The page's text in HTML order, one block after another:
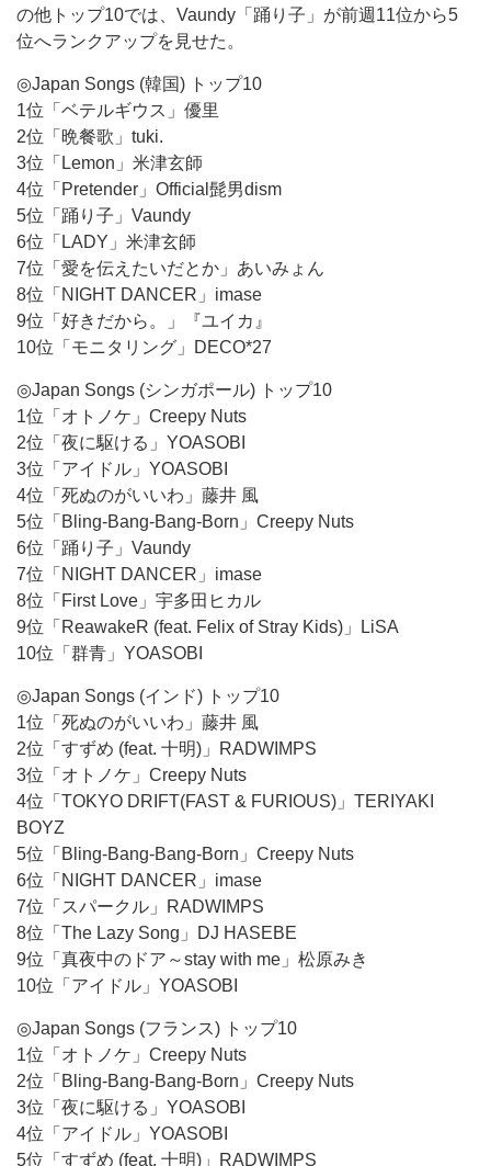
の他トップ10では、Vaundy「踊り子」が前週11位から5
位へランクアップを見せた。
◎Japan Songs (韓国) トップ10
1位「ベテルギウス」優里
2位「晩餐歌」tuki.
3位「Lemon」米津玄師
4位「Pretender」Official髭男dism
5位「踊り子」Vaundy
6位「LADY」米津玄師
7位「愛を伝えたいだとか」あいみょん
8位「NIGHT DANCER」imase
9位「好きだから。」『ユイカ』
10位「モニタリング」DECO*27
◎Japan Songs (シンガポール) トップ10
1位「オトノケ」Creepy Nuts
2位「夜に駆ける」YOASOBI
3位「アイドル」YOASOBI
4位「死ぬのがいいわ」藤井 風
5位「Bling-Bang-Bang-Born」Creepy Nuts
6位「踊り子」Vaundy
7位「NIGHT DANCER」imase
8位「First Love」宇多田ヒカル
9位「ReawakeR (feat. Felix of Stray Kids)」LiSA
10位「群青」YOASOBI
◎Japan Songs (インド) トップ10
1位「死ぬのがいいわ」藤井 風
2位「すずめ (feat. 十明)」RADWIMPS
3位「オトノケ」Creepy Nuts
4位「TOKYO DRIFT(FAST & FURIOUS)」TERIYAKI
BOYZ
5位「Bling-Bang-Bang-Born」Creepy Nuts
6位「NIGHT DANCER」imase
7位「スパークル」RADWIMPS
8位「The Lazy Song」DJ HASEBE
9位「真夜中のドア～stay with me」松原みき
10位「アイドル」YOASOBI
◎Japan Songs (フランス) トップ10
1位「オトノケ」Creepy Nuts
2位「Bling-Bang-Bang-Born」Creepy Nuts
3位「夜に駆ける」YOASOBI
4位「アイドル」YOASOBI
5位「すずめ (feat. 十明)」RADWIMPS